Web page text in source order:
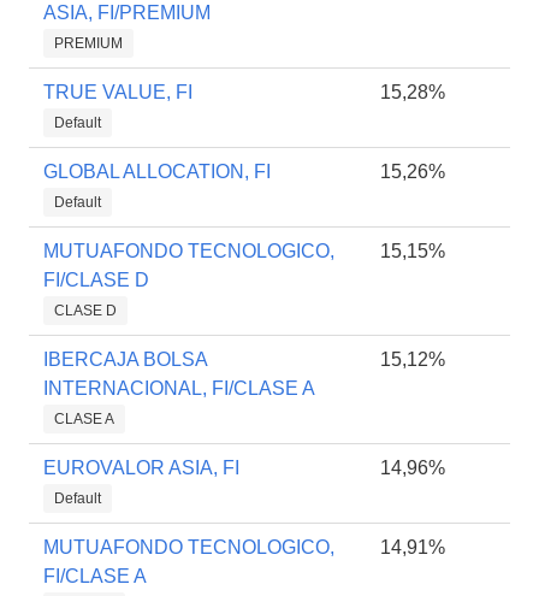
ASIA, FI/PREMIUM
PREMIUM
TRUE VALUE, FI
Default
15,28%
GLOBAL ALLOCATION, FI
Default
15,26%
MUTUAFONDO TECNOLOGICO,
FI/CLASE D
CLASE D
15,15%
IBERCAJA BOLSA
INTERNACIONAL, FI/CLASE A
CLASE A
15,12%
EUROVALOR ASIA, FI
Default
14,96%
MUTUAFONDO TECNOLOGICO,
FI/CLASE A
14,91%